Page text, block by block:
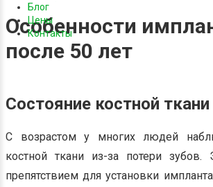
Блог
Цены
Контакты
Особенности
после 50 лет
Состояние костной ткани
С возрастом у многих людей
костной ткани из-за потери зубов.
препятствием для установки